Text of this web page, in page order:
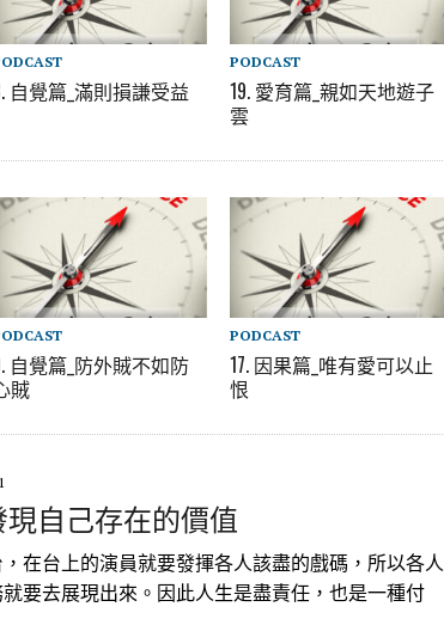
自覺篇_滿則損謙受益
PODCAST
19. 愛育篇_親如天地遊子
雲
自覺篇_防外賊不如防
賊
PODCAST
17. 因果篇_唯有愛可以止
恨
現自己存在的價值
在台上的演員就要發揮各人該盡的戲碼，所以各人
要去展現出來。因此人生是盡責任，也是一種付